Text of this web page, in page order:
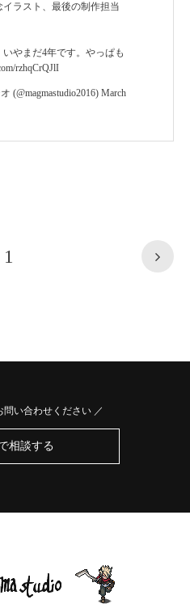
ラスト、最後の制作担当
いやまだ4年です。やっぱも
rzhqCrQJlI
(@magmastudio2016) March
1
問い合わせください ／
相談する